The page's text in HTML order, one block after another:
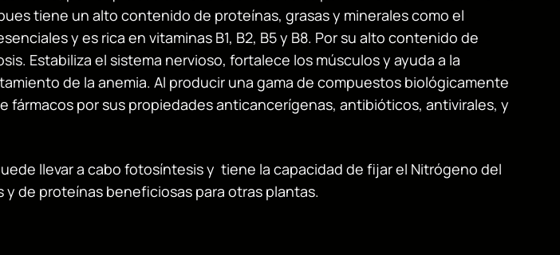
tiene un alto contenido de proteínas, grasas y minerales como el
y es rica en vitaminas B1, B2, B5 y B8. Por su alto contenido de
Estabiliza el sistema nervioso, fortalece los músculos y ayuda a la
de la anemia. Al producir una gama de compuestos biológicamente
por sus propiedades anticancerígenas, antibióticos, antivirales, y
llevar a cabo fotosíntesis y tiene la capacidad de fijar el Nitrógeno del
de proteínas beneficiosas para otras plantas.